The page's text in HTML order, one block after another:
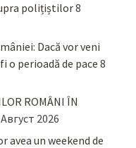
polițiștilor8
Dacă vor veni
o perioadă de pace 8
ROMÂNI ÎN
2026
avea un weekend de